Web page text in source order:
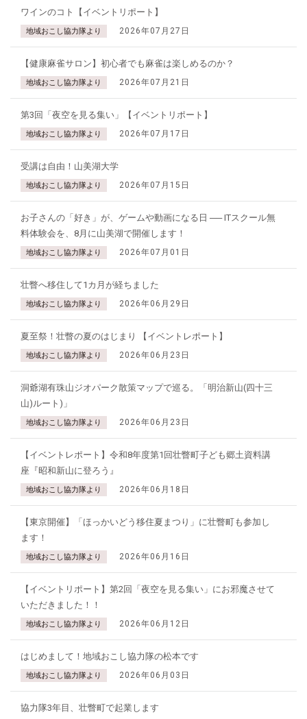
ワインのコト【イベントリポート】
地域おこし協力隊より 2026年07月27日
【健康麻雀サロン】初心者でも麻雀は楽しめるのか？
地域おこし協力隊より 2026年07月21日
第3回「夜空を見る集い」【イベントリポート】
地域おこし協力隊より 2026年07月17日
受講は自由！山美湖大学
地域おこし協力隊より 2026年07月15日
お子さんの「好き」が、ゲームや動画になる日 ── ITスクール無
料体験会を、8月に山美湖で開催します！
地域おこし協力隊より 2026年07月01日
壮瞥へ移住して1カ月が経ちました
地域おこし協力隊より 2026年06月29日
夏至祭！壮瞥の夏のはじまり 【イベントレポート】
地域おこし協力隊より 2026年06月23日
洞爺湖有珠山ジオパーク散策マップで巡る。「明治新山(四十三
山)ルート)」
地域おこし協力隊より 2026年06月23日
【イベントレポート】令和8年度第1回壮瞥町子ども郷土資料講
座『昭和新山に登ろう』
地域おこし協力隊より 2026年06月18日
【東京開催】「ほっかいどう移住夏まつり」に壮瞥町も参加し
ます！
地域おこし協力隊より 2026年06月16日
【イベントリポート】第2回「夜空を見る集い」にお邪魔させて
いただきました！！
地域おこし協力隊より 2026年06月12日
はじめまして！地域おこし協力隊の松本です
地域おこし協力隊より 2026年06月03日
協力隊3年目、壮瞥町で起業します